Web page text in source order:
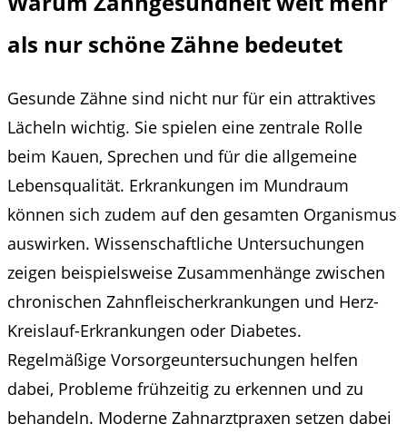
als nur schöne Zähne bedeutet
Gesunde Zähne sind nicht nur für ein attraktives
Lächeln wichtig. Sie spielen eine zentrale Rolle
beim Kauen, Sprechen und für die allgemeine
Lebensqualität. Erkrankungen im Mundraum
können sich zudem auf den gesamten Organismus
auswirken. Wissenschaftliche Untersuchungen
zeigen beispielsweise Zusammenhänge zwischen
chronischen Zahnfleischerkrankungen und Herz-
Kreislauf-Erkrankungen oder Diabetes.
Regelmäßige Vorsorgeuntersuchungen helfen
dabei, Probleme frühzeitig zu erkennen und zu
behandeln. Moderne Zahnarztpraxen setzen dabei